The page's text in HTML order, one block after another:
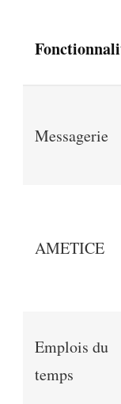
Messagerie
AMETICE
Emplois du
temps